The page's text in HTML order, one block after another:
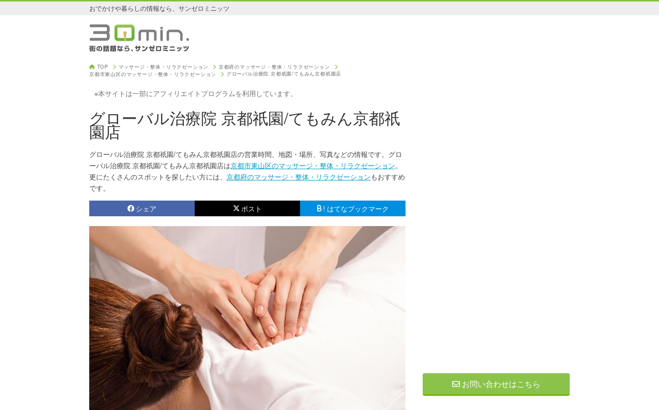
おでかけや暮らしの情報なら、サンゼロミニッツ
TOP マッサージ・整体・リラクゼーション
京都府のマッサージ・整体・リラクゼーション
京都市東山区のマッサージ・整体・リラクゼーション
グローバル治療院 京都祇園/てもみん京都祇園店
※本サイトは一部にアフィリエイトプログラムを利用しています。
グローバル治療院 京都祇園/てもみん京都祇
園店
グローバル治療院 京都祇園/てもみん京都祇園店の営業時間、地図・場所、写真などの情報です。グロ
ーバル治療院 京都祇園/てもみん京都祇園店は京都市東山区のマッサージ・整体・リラクゼーション。
更にたくさんのスポットを探したい方には、 京都府のマッサージ・整体・リラクゼーションもおすすめ
です。
シェア ポスト ! はてなブックマーク
お問い合わせはこちら